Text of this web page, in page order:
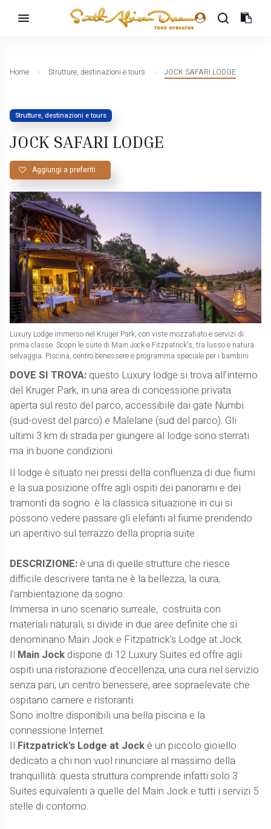
Home Strutture, destinazioni e tours JOCK SAFARI LODGE
Strutture, destinazioni e tours
JOCK SAFARI LODGE
Aggiungi a preferiti
Luxury Lodge immerso nel Kruger Park, con viste mozzafiato e servizi di
prima classe. Scopri le suite di Main Jock e Fitzpatrick's, tra lusso e natura
selvaggia. Piscina, centro benessere e programma speciale per i bambini
DOVE SI TROVA: questo Luxury lodge si trova all’interno
del Kruger Park, in una area di concessione privata
aperta sul resto del parco, accessibile dai gate Numbi
(sud-ovest del parco) e Malelane (sud del parco). Gli
ultimi 3 km di strada per giungere al lodge sono sterrati
ma in buone condizioni.
Il lodge è situato nei pressi della confluenza di due fiumi
e la sua posizione offre agli ospiti dei panorami e dei
tramonti da sogno: è la classica situazione in cui si
possono vedere passare gli elefanti al fiume prendendo
un aperitivo sul terrazzo della propria suite.
DESCRIZIONE:è una di quelle strutture che riesce
difficile descrivere tanta ne è la bellezza, la cura,
l’ambientazione da sogno.
Immersa in uno scenario surreale, costruita con
materiali naturali, si divide in due aree definite che si
denominano Main Jock e Fitzpatrick's Lodge at Jock.
Il Main Jock dispone di 12 Luxury Suites ed offre agli
ospiti una ristorazione d’eccellenza, una cura nel servizio
senza pari, un centro benessere, aree sopraelevate che
ospitano camere e ristoranti.
Sono inoltre disponibili una bella piscina e la
connessione Internet.
Il Fitzpatrick's Lodge at Jockè un piccolo gioiello
dedicato a chi non vuol rinunciare al massimo della
tranquillità: questa struttura comprende infatti solo 3
Suites equivalenti a quelle del Main Jock e tutti i servizi 5
stelle di contorno.